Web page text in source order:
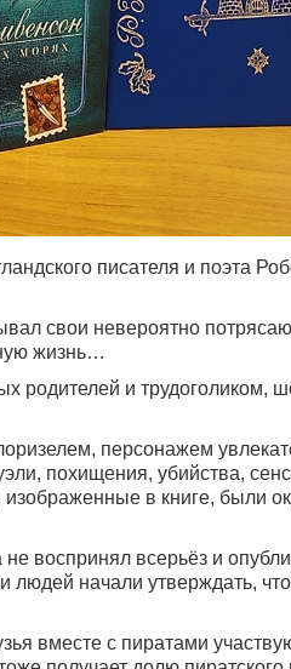
писателя и поэта
свои невероятно
жизнь…
родителей и трудоголиком,
персонажем
похищения, убийства,
в книге, были
воспринял всерьёз и
людей начали утверждать,
вместе с пиратами